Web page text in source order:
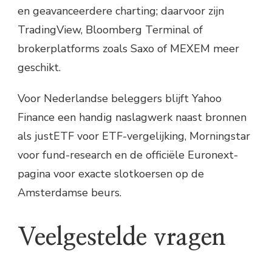
en geavanceerdere charting; daarvoor zijn
TradingView, Bloomberg Terminal of
brokerplatforms zoals Saxo of MEXEM meer
geschikt.
Voor Nederlandse beleggers blijft Yahoo
Finance een handig naslagwerk naast bronnen
als justETF voor ETF-vergelijking, Morningstar
voor fund-research en de officiële Euronext-
pagina voor exacte slotkoersen op de
Amsterdamse beurs.
Veelgestelde vragen